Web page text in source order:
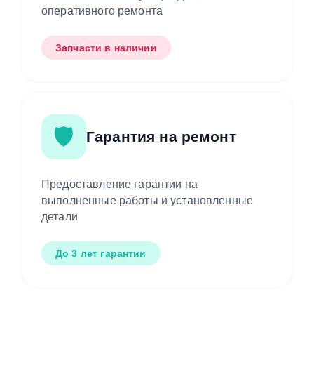
оперативного ремонта
Запчасти в наличии
🛡️ Гарантия на ремонт
Предоставление гарантии на
выполненные работы и установленные
детали
До 3 лет гарантии